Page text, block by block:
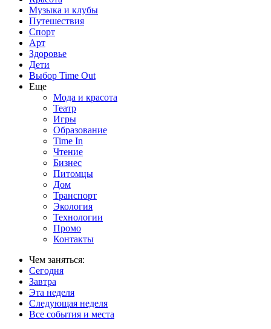
Музыка и клубы
Путешествия
Спорт
Арт
Здоровье
Дети
Выбор Time Out
Еще
Мода и красота
Театр
Игры
Образование
Time In
Чтение
Бизнес
Питомцы
Дом
Транспорт
Экология
Технологии
Промо
Контакты
Чем заняться:
Сегодня
Завтра
Эта неделя
Следующая неделя
Все события и места